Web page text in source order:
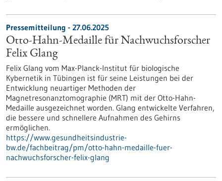
Pressemitteilung - 27.06.2025
Otto-Hahn-Medaille für Nachwuchsforscher
Felix Glang
Felix Glang vom Max-Planck-Institut für biologische
Kybernetik in Tübingen ist für seine Leistungen bei der
Entwicklung neuartiger Methoden der
Magnetresonanztomographie (MRT) mit der Otto-Hahn-
Medaille ausgezeichnet worden. Glang entwickelte Verfahren,
die bessere und schnellere Aufnahmen des Gehirns
ermöglichen.
https://www.gesundheitsindustrie-
bw.de/fachbeitrag/pm/otto-hahn-medaille-fuer-
nachwuchsforscher-felix-glang